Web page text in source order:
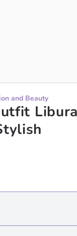
and Beauty